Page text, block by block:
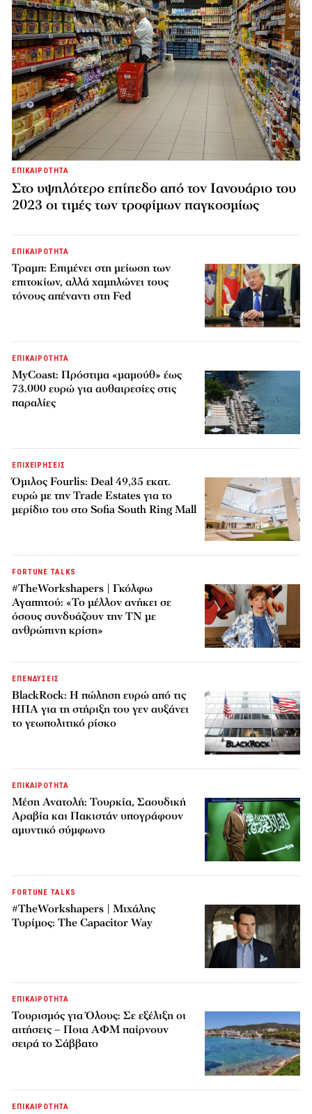
ΕΠΙΚΑΙΡΟΤΗΤΑ
Στο υψηλότερο επίπεδο από τον Ιανουάριο του
2023 οι τιμές των τροφίμων παγκοσμίως
ΕΠΙΚΑΙΡΟΤΗΤΑ
Τραμπ: Επιμένει στη μείωση των
επιτοκίων, αλλά χαμηλώνει τους
τόνους απέναντι στη Fed
ΕΠΙΚΑΙΡΟΤΗΤΑ
MyCoast: Πρόστιμα «μαμούθ» έως
73.000 ευρώ για αυθαιρεσίες στις
παραλίες
ΕΠΙΧΕΙΡΗΣΕΙΣ
Όμιλος Fourlis: Deal 49,35 εκατ.
ευρώ με την Trade Estates για το
μερίδιο του στο Sofia South Ring Mall
FORTUNE TALKS
#TheWorkshapers | Γκόλφω
Αγαπητού: «Το μέλλον ανήκει σε
όσους συνδυάζουν την ΤΝ με
ανθρώπινη κρίση»
ΕΠΕΝΔΥΣΕΙΣ
BlackRock: Η πώληση ευρώ από τις
ΗΠΑ για τη στήριξη του γεν αυξάνει
το γεωπολιτικό ρίσκο
ΕΠΙΚΑΙΡΟΤΗΤΑ
Μέση Ανατολή: Τουρκία, Σαουδική
Αραβία και Πακιστάν υπογράφουν
αμυντικό σύμφωνο
FORTUNE TALKS
#TheWorkshapers | Μιχάλης
Τυρίμος: The Capacitor Way
ΕΠΙΚΑΙΡΟΤΗΤΑ
Τουρισμός για Όλους: Σε εξέλιξη οι
αιτήσεις – Ποια ΑΦΜ παίρνουν
σειρά το Σάββατο
ΕΠΙΚΑΙΡΟΤΗΤΑ